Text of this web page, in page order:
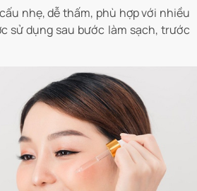
nhẹ, dễ thấm, phù hợp với nhiều
sử dụng sau bước làm sạch, trước